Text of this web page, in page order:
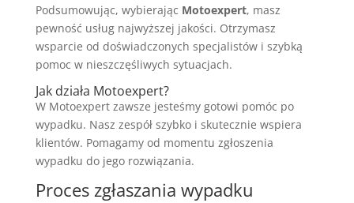
Podsumowując, wybierając Motoexpert, masz
pewność usług najwyższej jakości. Otrzymasz
wsparcie od doświadczonych specjalistów i szybką
pomoc w nieszczęśliwych sytuacjach.
Jak działa Motoexpert?
W Motoexpert zawsze jesteśmy gotowi pomóc po
wypadku. Nasz zespół szybko i skutecznie wspiera
klientów. Pomagamy od momentu zgłoszenia
wypadku do jego rozwiązania.
Proces zgłaszania wypadku